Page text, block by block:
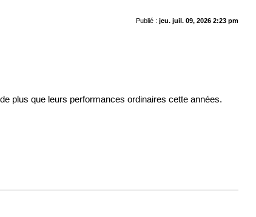
Publié : jeu. juil. 09, 2026 2:23 pm
plus que leurs performances ordinaires cette années.